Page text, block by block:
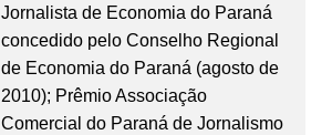
Jornalista de Economia do Paraná
concedido pelo Conselho Regional
de Economia do Paraná (agosto de
2010); Prêmio Associação
Comercial do Paraná de Jornalismo